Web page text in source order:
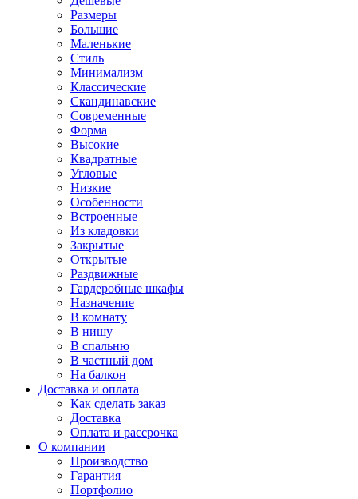
Размеры
Большие
Маленькие
Стиль
Минимализм
Классические
Скандинавские
Современные
Форма
Высокие
Квадратные
Угловые
Низкие
Особенности
Встроенные
Из кладовки
Закрытые
Открытые
Раздвижные
Гардеробные шкафы
Назначение
В комнату
В нишу
В спальню
В частный дом
На балкон
Доставка и оплата
Как сделать заказ
Доставка
Оплата и рассрочка
О компании
Производство
Гарантия
Портфолио